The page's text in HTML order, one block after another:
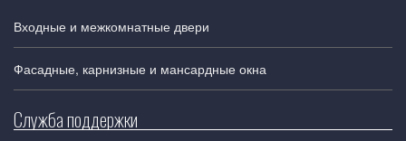
Входные и межкомнатные двери
Фасадные, карнизные и мансардные окна
Служба поддержки